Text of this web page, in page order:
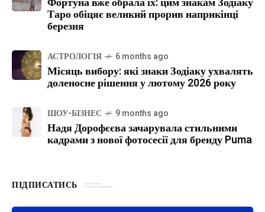
Таро обіцяє великий прорив наприкінці
березня
АСТРОЛОГІЯ 6 months ago
Місяць вибору: які знаки Зодіаку ухвалять
доленосне рішення у лютому 2026 року
ШОУ-БІЗНЕС 9 months ago
Надя Дорофєєва зачарувала стильними
кадрами з нової фотосесії для бренду Puma
ПІДПИСАТИСЬ